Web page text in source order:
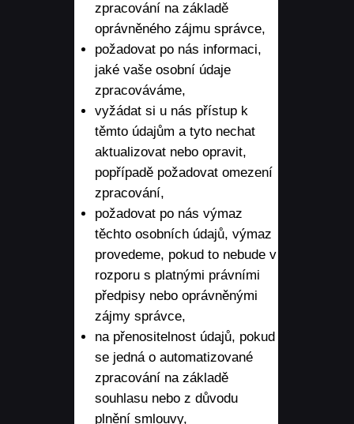
zpracování na základě
oprávněného zájmu správce,
požadovat po nás informaci,
jaké vaše osobní údaje
zpracováváme,
vyžádat si u nás přístup k
těmto údajům a tyto nechat
aktualizovat nebo opravit,
popřípadě požadovat omezení
zpracování,
požadovat po nás výmaz
těchto osobních údajů, výmaz
provedeme, pokud to nebude v
rozporu s platnými právními
předpisy nebo oprávněnými
zájmy správce,
na přenositelnost údajů, pokud
se jedná o automatizované
zpracování na základě
souhlasu nebo z důvodu
plnění smlouvy,